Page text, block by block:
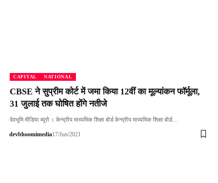
CAPITAL NATIONAL
CBSE ने सुप्रीम कोर्ट में जमा किया 12वीं का मूल्यांकन फॉर्मूला,
31 जुलाई तक घोषित होंगे नतीजे
देवभूमि मीडिया ब्यूरो । केन्द्रीय माध्यमिक शिक्षा बोर्ड केन्द्रीय माध्यमिक शिक्षा बोर्ड…
devbhoomimedia17/Jun/2021